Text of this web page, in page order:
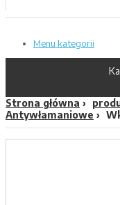
Menu kategorii
Strona główna
Antywłamaniowe